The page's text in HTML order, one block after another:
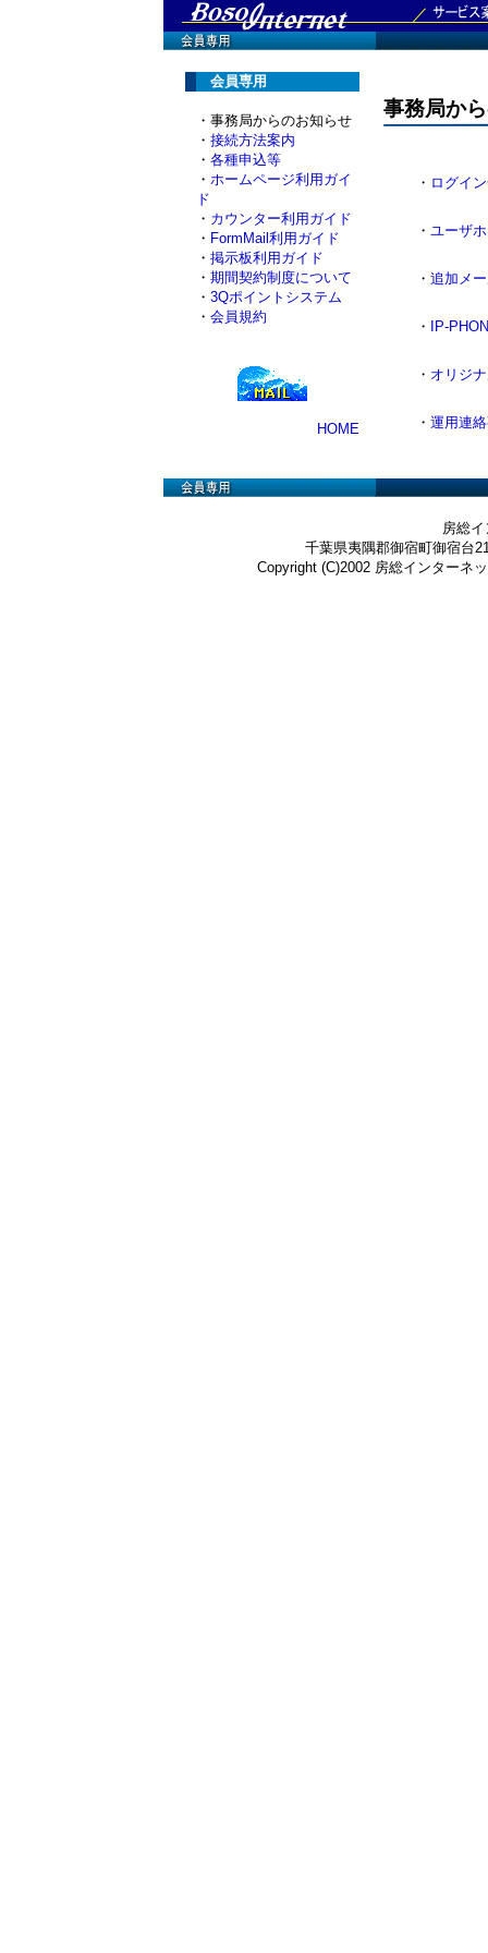
会員専用
・事務局からのお知らせ
・ 接続方法案内
・ 各種申込等
・ ホームページ利用ガイ
ド
・ カウンター利用ガイド
・ FormMail利用ガイド
・ 掲示板利用ガイド
・ 期間契約制度について
・ 3Qポイントシステム
・ 会員規約
HOME
事務局か
・ ログイ
・ ユーザ
・ 追加メ
・ IP-
・ オリジ
・ 運用連
房総
千葉県夷隅郡御宿町御宿台
Copyright (C)2002 房総インターネ